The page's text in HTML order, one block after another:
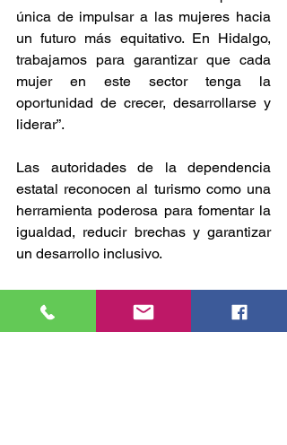
única de impulsar a las mujeres hacia
un futuro más equitativo. En Hidalgo,
trabajamos para garantizar que cada
mujer en este sector tenga la
oportunidad de crecer, desarrollarse y
liderar”.
Las autoridades de la dependencia
estatal reconocen al turismo como una
herramienta poderosa para fomentar la
igualdad, reducir brechas y garantizar
un desarrollo inclusivo.
hidalguense se compromete a seguir